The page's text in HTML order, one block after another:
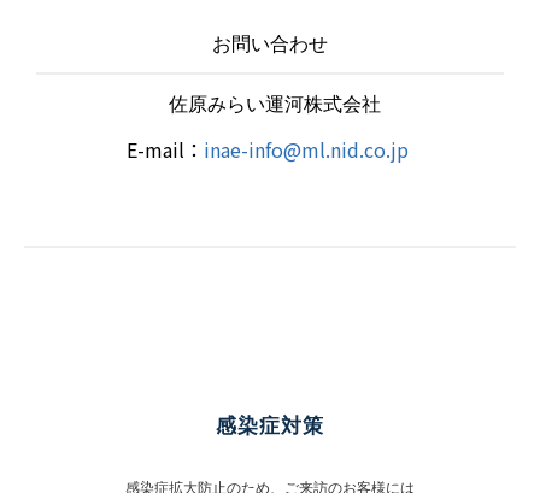
お問い合わせ
佐原みらい運河株式会社
E-mail： inae-info@ml.nid.co.jp
感染症対策
感染症拡大防止のため、ご来訪のお客様には